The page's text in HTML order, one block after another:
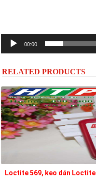
00:00
RELATED PRODUCTS
Loctite 569, keo dán